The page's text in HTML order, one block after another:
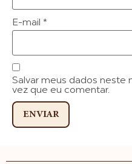
E-mail *
Salvar meus dados neste
vez que eu comentar.